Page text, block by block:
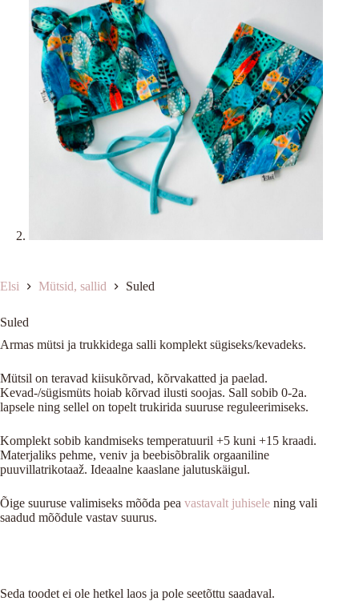
Elsi Mütsid, sallid Suled
Suled
Armas mütsi ja trukkidega salli komplekt sügiseks/kevadeks.
Mütsil on teravad kiisukõrvad, kõrvakatted ja paelad.
Kevad-/sügismüts hoiab kõrvad ilusti soojas. Sall sobib 0-2a.
lapsele ning sellel on topelt trukirida suuruse reguleerimiseks.
Komplekt sobib kandmiseks temperatuuril +5 kuni +15 kraadi.
Materjaliks pehme, veniv ja beebisõbralik orgaaniline
puuvillatrikotaaž. Ideaalne kaaslane jalutuskäigul.
Õige suuruse valimiseks mõõda pea vastavalt juhisele ning vali
saadud mõõdule vastav suurus.
Seda toodet ei ole hetkel laos ja pole seetõttu saadaval.